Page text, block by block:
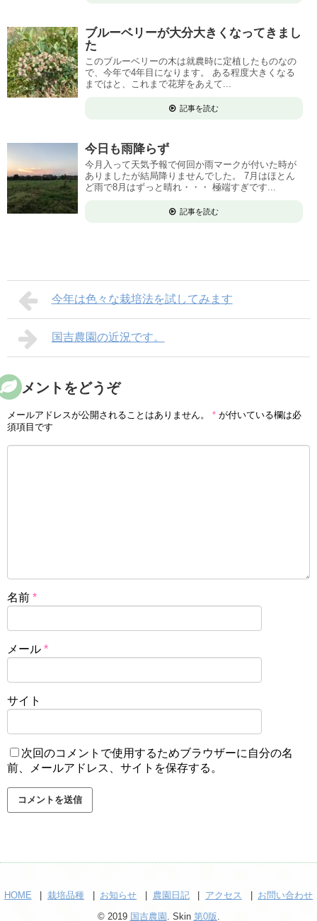
ブルーベリーが大分大きくなってきまし
た
このブルーベリーの木は就農時に定植したものなの
で、今年で4年目になります。 ある程度大きくなる
まではと、これまで花芽をあえて...
記事を読む
今日も雨降らず
今月入って天気予報で何回か雨マークが付いた時が
ありましたが結局降りませんでした。 7月はほとん
ど雨で8月はずっと晴れ・・・ 極端すぎです...
記事を読む
今年は色々な栽培法を試してみます
国吉農園の近況です。
コメントをどうぞ
メールアドレスが公開されることはありません。 * が付いている欄は必
須項目です
名前 *
メール *
サイト
次回のコメントで使用するためブラウザーに自分の名
前、メールアドレス、サイトを保存する。
HOME 栽培品種 お知らせ 農園日記 アクセス
お問い合わせ
© 2019 国吉農園 . Skin 第0版